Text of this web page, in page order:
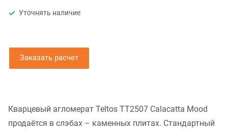
Уточнять наличие
Заказать расчет
Кварцевый агломерат Teltos TT2507 Calacatta Mood
продаётся в слэбах – каменных плитах. Стандартный